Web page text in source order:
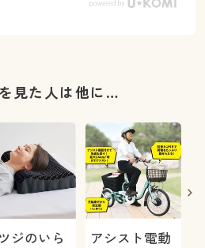
見た人は他に…
ジのいら
アシスト電動